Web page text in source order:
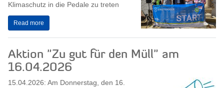
Klimaschutz in die Pedale zu treten
Read more
Aktion "Zu gut für den Müll" am
16.04.2026
15.04.2026: Am Donnerstag, den 16.